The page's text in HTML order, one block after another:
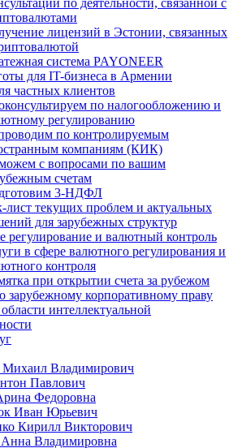
по деятельности, связанной с
лицензий в Эстонии, связанных
система PAYONEER
для IT-бизнеса в Армении
частных клиентов
по налогообложению и
регулированию
по контролируемым
компаниям (КИК)
с вопросами по вашим
счетам
3-НДФЛ
лист текущих проблем и актуальных
для зарубежных структур
регулирование и валютный контроль
в сфере валютного регулирования и
контроля
при открытии счета за рубежом
зарубежному корпоративному праву
интеллектуальной
Владимирович
Павлович
Федоровна
Иван Юрьевич
Кирилл Викторович
Владимировна